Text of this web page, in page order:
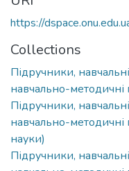
https://
Collections
Підручники,
навчально-методичні
Підручники,
навчально-
науки)
Підручники,